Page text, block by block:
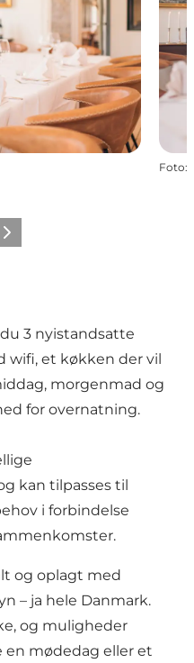
Foto:
billede
Næste billede
3 nyistandsatte
wifi, et køkken der vil
morgenmad og
for overnatning.
kan tilpasses til
i forbindelse
og oplagt med
– ja hele Danmark.
og muligheder
en mødedag eller et